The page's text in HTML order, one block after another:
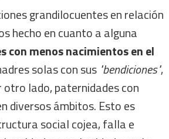
grandilocuentes en relación
hecho en cuanto a alguna
con menos nacimientos en el
solas con sus "bendiciones",
otro lado, paternidades con
diversos ámbitos. Esto es
social cojea, falla e